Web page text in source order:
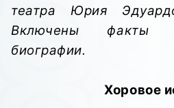
театра Юрия
Включены факты
биографии.
Хоровое